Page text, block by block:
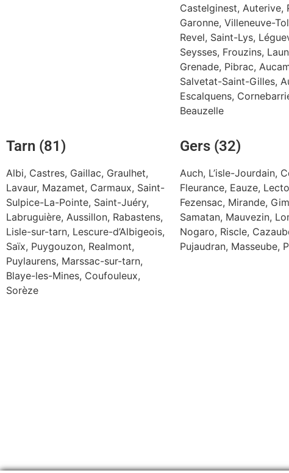
Castelginest, Auterive,
Garonne, Villeneuve-
Revel, Saint-Lys,
Seysses, Frouzins,
Grenade, Pibrac,
Salvetat-Saint-Gilles,
Escalquens,
Beauzelle
Tarn (81)
Albi, Castres, Gaillac, Graulhet,
Lavaur, Mazamet, Carmaux, Saint-
Sulpice-La-Pointe, Saint-Juéry,
Labruguière, Aussillon, Rabastens,
Lisle-sur-tarn, Lescure-d’Albigeois,
Saïx, Puygouzon, Realmont,
Puylaurens, Marssac-sur-tarn,
Blaye-les-Mines, Coufouleux,
Sorèze
Gers (32)
Auch, L’isle-Jourdain,
Fleurance, Eauze,
Fezensac, Mirande,
Samatan, Mauvezin,
Nogaro, Riscle,
Pujaudran, Masseube,